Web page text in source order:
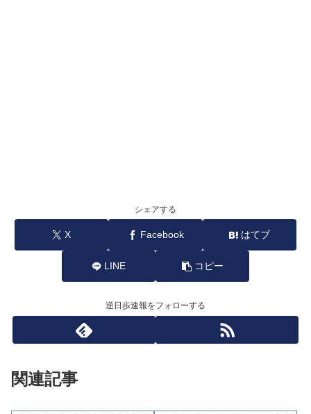
シェアする
X Facebook はてブ
LINE コピー
逆日歩速報をフォローする
関連記事